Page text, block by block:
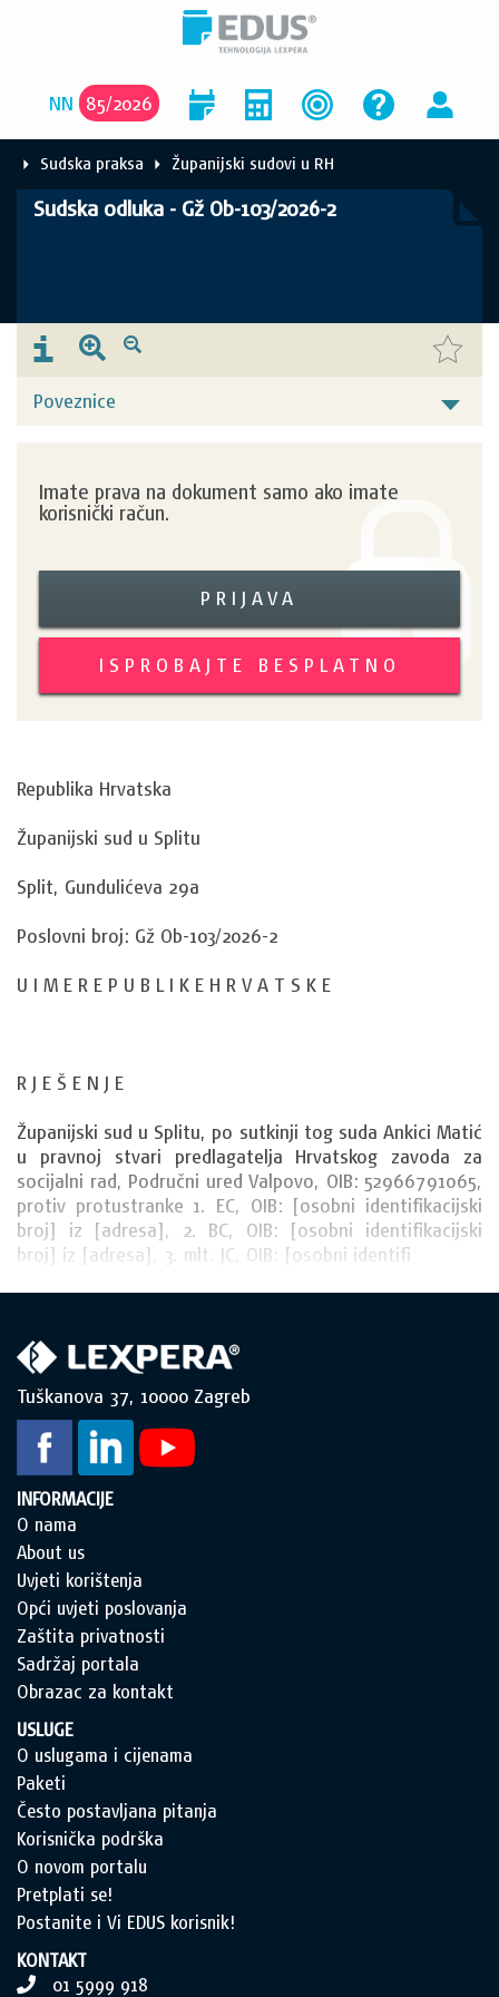
NN 85/2026
Sudska praksa Županijski sudovi u RH
Sudska odluka - Gž Ob-103/2026-2
Poveznice
Imate prava na dokument samo ako imate
korisnički račun.
PRIJAVA
ISPROBAJTE BESPLATNO
Republika Hrvatska
Županijski sud u Splitu
Split, Gundulićeva 29a
Poslovni broj: Gž Ob-103/2026-2
U I M E R E P U B L I K E H R V A T S K E
R J E Š E N J E
Županijski sud u Splitu, po sutkinji tog suda Ankici Matić
u pravnoj stvari predlagatelja Hrvatskog zavoda za
socijalni rad, Područni ured Valpovo, OIB: 52966791065,
protiv protustranke 1. EC, OIB: [osobni identifikacijski
broj] iz [adresa], 2. BC, OIB: [osobni identifikacijski
broj] iz [adresa], 3. mlt. JC, OIB: [osobni identifi
Tuškanova 37, 10000 Zagreb
INFORMACIJE
O nama
About us
Uvjeti korištenja
Opći uvjeti poslovanja
Zaštita privatnosti
Sadržaj portala
Obrazac za kontakt
USLUGE
O uslugama i cijenama
Paketi
Često postavljana pitanja
Korisnička podrška
O novom portalu
Pretplati se!
Postanite i Vi EDUS korisnik!
KONTAKT
01 5999 918